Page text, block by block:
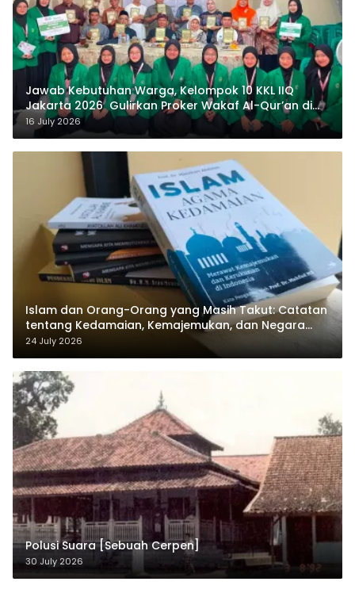
Jawab Kebutuhan Warga, Kelompok 10 KKL IIQ
Jakarta 2026 Gulirkan Proker Wakaf Al-Qur’an di
Sukamanah
16 July 2026
Islam dan Orang-Orang yang Masih Takut: Catatan
tentang Kedamaian, Kemajemukan, dan Negara
dalam Pemikiran Masykuri Abdillah
24 July 2026
Polusi Suara [Sebuah Cerpen]
30 July 2026